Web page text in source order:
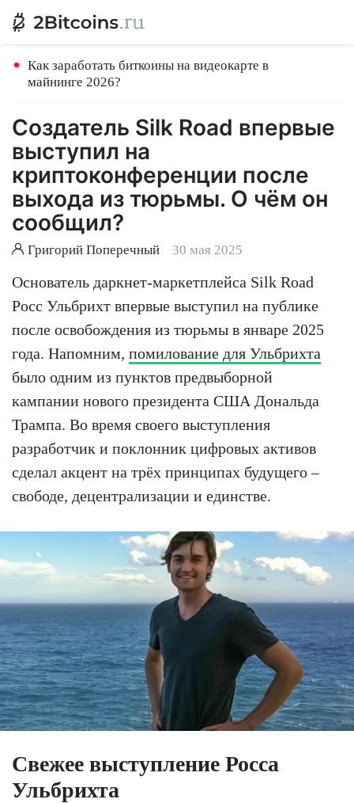
Как заработать биткоины на видеокарте в
майнинге 2026?
Создатель Silk Road впервые
выступил на
криптоконференции после
выхода из тюрьмы. О чём он
сообщил?
Григорий Поперечный 30 мая 2025
Основатель даркнет-маркетплейса Silk Road
Росс Ульбрихт впервые выступил на публике
после освобождения из тюрьмы в январе 2025
года. Напомним, помилование для Ульбрихта
было одним из пунктов предвыборной
кампании нового президента США Дональда
Трампа. Во время своего выступления
разработчик и поклонник цифровых активов
сделал акцент на трёх принципах будущего –
свободе, децентрализации и единстве.
Свежее выступление Росса
Ульбрихта